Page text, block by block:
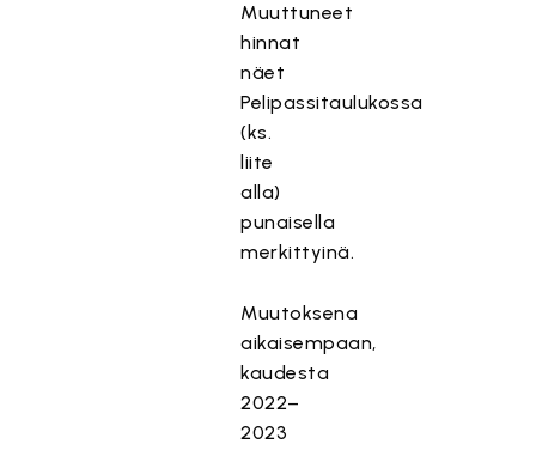
Muuttuneet
hinnat
näet
Pelipassitaulukossa
(ks.
liite
alla)
punaisella
merkittyinä.
Muutoksena
aikaisempaan,
kaudesta
2022–
2023